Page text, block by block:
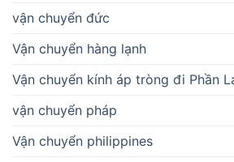
vận chuyển đức
Vận chuyển hàng lạnh
Vận chuyển kính áp tròng đi Phần
vận chuyển pháp
Vận chuyển philippines